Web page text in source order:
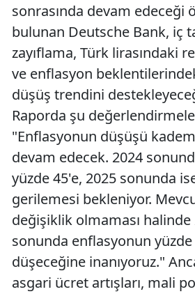
sonrasında devam edeceği
bulunan Deutsche Bank, iç
zayıflama, Türk lirasındaki
ve enflasyon
düşüş trendini
Raporda şu
"Enflasyonun düşüşü
devam edecek. 2024
yüzde 45'e, 2025 sonunda
gerilemesi bekleniyor.
değişiklik olmaması halinde
sonunda enflasyonun yüzde
düşeceğine inanıyoruz."
asgari ücret artışları, mali